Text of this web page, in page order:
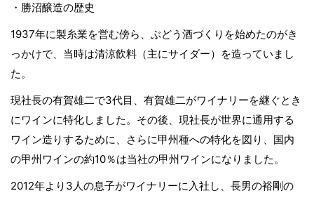
・勝沼醸造の歴史
1937年に製糸業を営む傍ら、ぶどう酒づくりを始めたのがき
っかけで、当時は清涼飲料（主にサイダー）を造っていまし
た。
現社長の有賀雄二で3代目、有賀雄二がワイナリーを継ぐとき
にワインに特化しました。その後、現社長が世界に通用する
ワイン造りするために、さらに甲州種への特化を図り、国内
の甲州ワインの約10％は当社の甲州ワインになりました。
2012年より3人の息子がワイナリーに入社し、長男の裕剛の